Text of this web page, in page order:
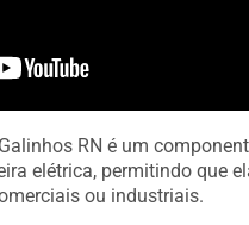
RN é um
elétrica, permitindo que
ou industriais.